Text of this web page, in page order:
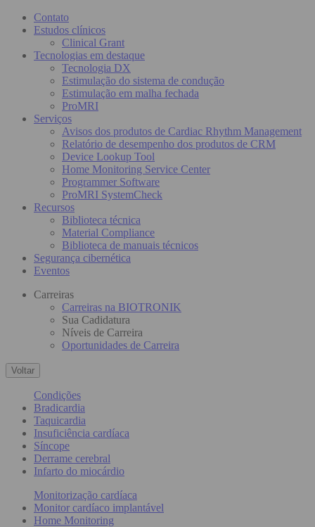
Contato
Estudos clínicos
Clinical Grant
Tecnologias em destaque
Tecnologia DX
Estimulação do sistema de condução
Estimulação em malha fechada
ProMRI
Serviços
Avisos dos produtos de Cardiac Rhythm Management
Relatório de desempenho dos produtos de CRM
Device Lookup Tool
Home Monitoring Service Center
Programmer Software
ProMRI SystemCheck
Recursos
Biblioteca técnica
Material Compliance
Biblioteca de manuais técnicos
Segurança cibernética
Eventos
Carreiras
Carreiras na BIOTRONIK
Sua Cadidatura
Níveis de Carreira
Oportunidades de Carreira
Voltar
Condições
Bradicardia
Taquicardia
Insuficiência cardíaca
Síncope
Derrame cerebral
Infarto do miocárdio
Monitorização cardíaca
Monitor cardíaco implantável
Home Monitoring